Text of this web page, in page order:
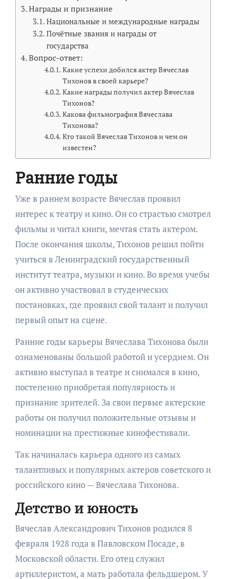
Награды и признание
Национальные и международные награды
Почётные звания и награды от
государства
Вопрос-ответ:
Какие успехи добился актер Вячеслав
Тихонов в своей карьере?
Какие награды получил актер Вячеслав
Тихонов?
Какова фильмография Вячеслава
Тихонова?
Кто такой Вячеслав Тихонов и чем он
известен?
Ранние годы
Уже в раннем возрасте Вячеслав проявил
интерес к театру и кино. Он со страстью смотрел
фильмы и читал книги, мечтая стать актером.
После окончания школы, Тихонов решил пойти
учиться в Ленинградский государственный
институт театра, музыки и кино. Во время учебы
он активно участвовал в студенческих
постановках, где проявил свой талант и получил
первый опыт на сцене.
Ранние годы карьеры Вячеслава Тихонова были
ознаменованы большой работой и усердием. Он
активно выступал в театре и снимался в кино,
постепенно приобретая популярность и
признание зрителей. За свои первые актерские
работы он получил положительные отзывы и
номинации на престижные кинофестивали.
Так начиналась карьера одного из самых
талантливых и популярных актеров советского и
российского кино — Вячеслава Тихонова.
Детство и юность
Вячеслав Александрович Тихонов родился 8
февраля 1928 года в Павловском Посаде, в
Московской области. Его отец служил
артиллеристом, а мать работала фельдшером. У